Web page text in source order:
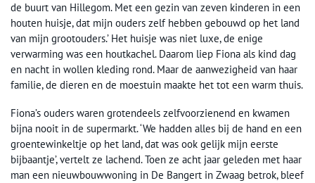
de buurt van Hillegom. Met een gezin van zeven kinderen in een
houten huisje, dat mijn ouders zelf hebben gebouwd op het land
van mijn grootouders.’ Het huisje was niet luxe, de enige
verwarming was een houtkachel. Daarom liep Fiona als kind dag
en nacht in wollen kleding rond. Maar de aanwezigheid van haar
familie, de dieren en de moestuin maakte het tot een warm thuis.
Fiona’s ouders waren grotendeels zelfvoorzienend en kwamen
bijna nooit in de supermarkt. ‘We hadden alles bij de hand en een
groentewinkeltje op het land, dat was ook gelijk mijn eerste
bijbaantje’, vertelt ze lachend. Toen ze acht jaar geleden met haar
man een nieuwbouwwoning in De Bangert in Zwaag betrok, bleef